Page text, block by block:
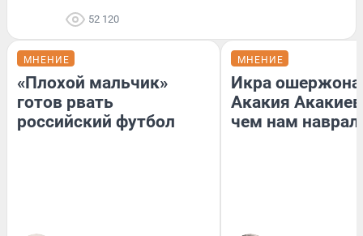
52 120
МНЕНИЕ
«Плохой мальчик»
готов рвать
российский футбол
МНЕНИЕ
Икра
Акакия
чем нам